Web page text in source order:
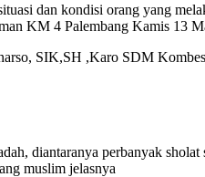
dan kondisi orang yang
KM 4 Palembang Kamis 13
SIK,SH ,Karo SDM
diantaranya perbanyak
muslim jelasnya